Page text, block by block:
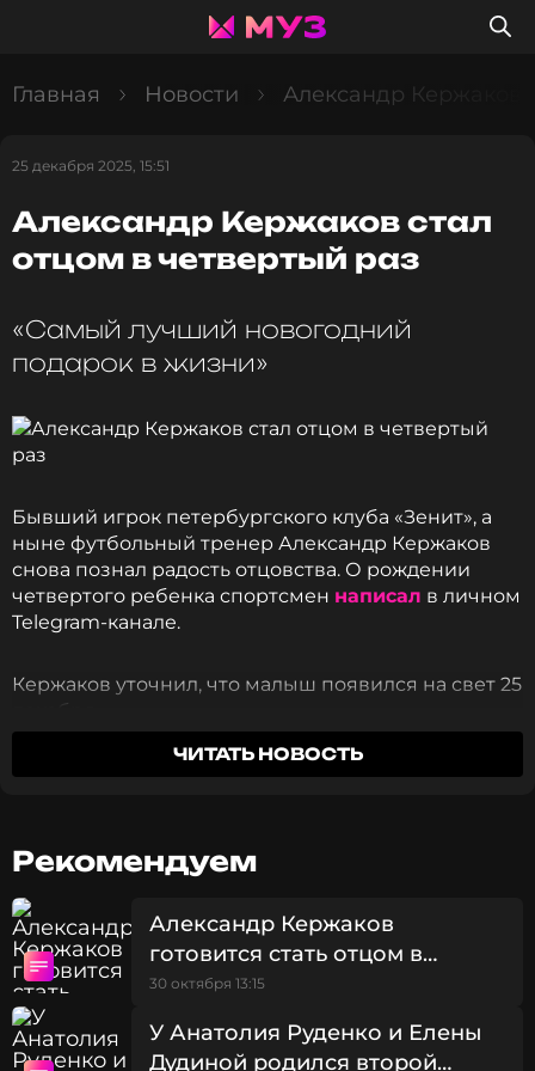
Главная Новости Александр Кержаков
25 декабря 2025, 15:51
Александр Кержаков стал
отцом в четвертый раз
«Самый лучший новогодний
подарок в жизни»
Бывший игрок петербургского клуба «Зенит», а
ныне футбольный тренер Александр Кержаков
снова познал радость отцовства. О рождении
четвертого ребенка спортсмен написал в личном
Telegram-канале.
Кержаков уточнил, что малыш появился на свет 25
декабря.
земле!
Александр Кержаков
ФОТО: Telegram-канал Александра Кержакова
ЧИТАТЬ НОВОСТЬ
Рекомендуем
Александр Кержаков
готовится стать отцом в
четвертый раз
30 октября 13:15
У Анатолия Руденко и Елены
Дудиной родился второй